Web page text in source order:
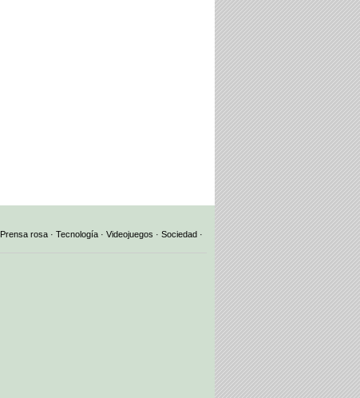
Prensa rosa · Tecnología · Videojuegos · Sociedad ·